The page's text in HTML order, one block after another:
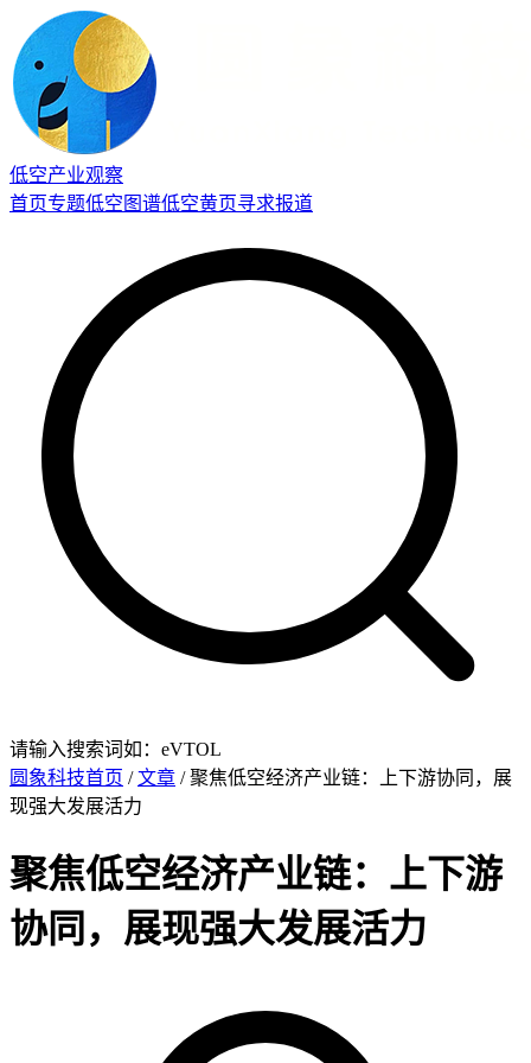
低空产业观察
首页专题低空图谱低空黄页寻求报道
请输入搜索词如：eVTOL
圆象科技首页 /文章 / 聚焦低空经济产业链：上下游协同，展
现强大发展活力
聚焦低空经济产业链：上下游
协同，展现强大发展活力